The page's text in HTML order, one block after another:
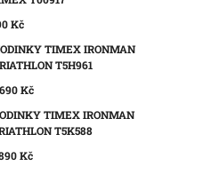
Kč
TIMEX IRONMAN
T5H961
Kč
TIMEX IRONMAN
T5K588
Kč